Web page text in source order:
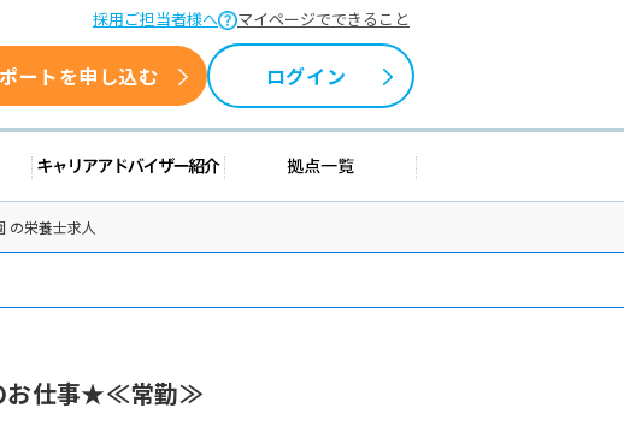
採用ご担当者様へ マイページでできること
ートを申し込む ログイン
転職支援情報 キャリアアドバイザー紹介 拠点一覧
の栄養士求人
のお仕事★≪常勤≫